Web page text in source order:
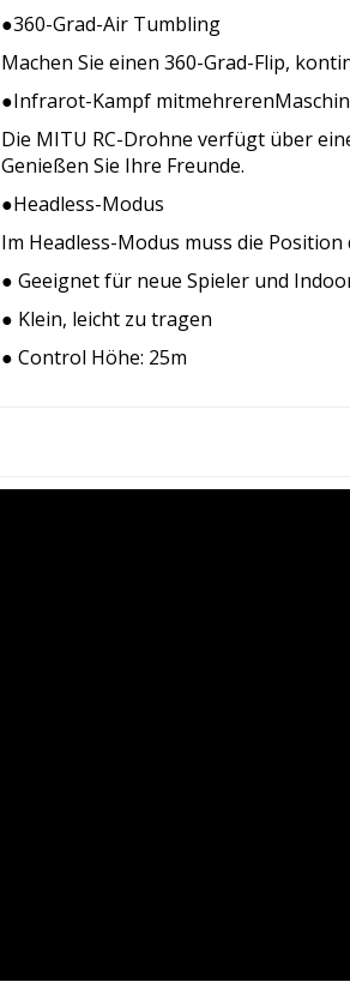
●360-Grad-Air Tumbling
Machen Sie einen 360-Grad-Flip,
●Infrarot-Kampf
Die MITU RC-Drohne verfügt über
Genießen Sie Ihre Freunde.
●Headless-Modus
Im Headless-Modus muss die
● Geeignet für neue Spieler und
● Klein, leicht zu tragen
● Control Höhe: 25m